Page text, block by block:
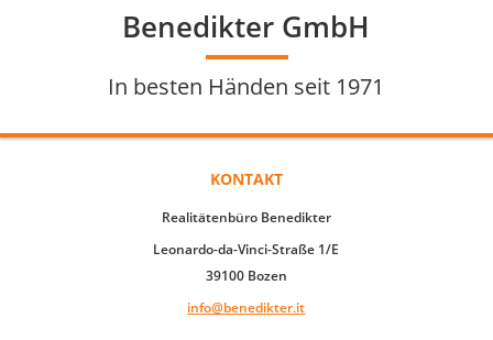
Benedikter GmbH
In besten Händen seit 1971
KONTAKT
Realitätenbüro Benedikter
Leonardo-da-Vinci-Straße 1/E
39100 Bozen
info@benedikter.it